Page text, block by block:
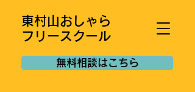
東村山おしゃら
フリースクール
無料相談はこちら